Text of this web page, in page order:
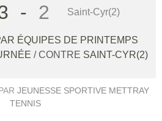
- 2 Saint-Cyr(2)
ÉQUIPES DE PRINTEMPS
/ CONTRE SAINT-CYR(2)
JEUNESSE SPORTIVE METTRAY
TENNIS